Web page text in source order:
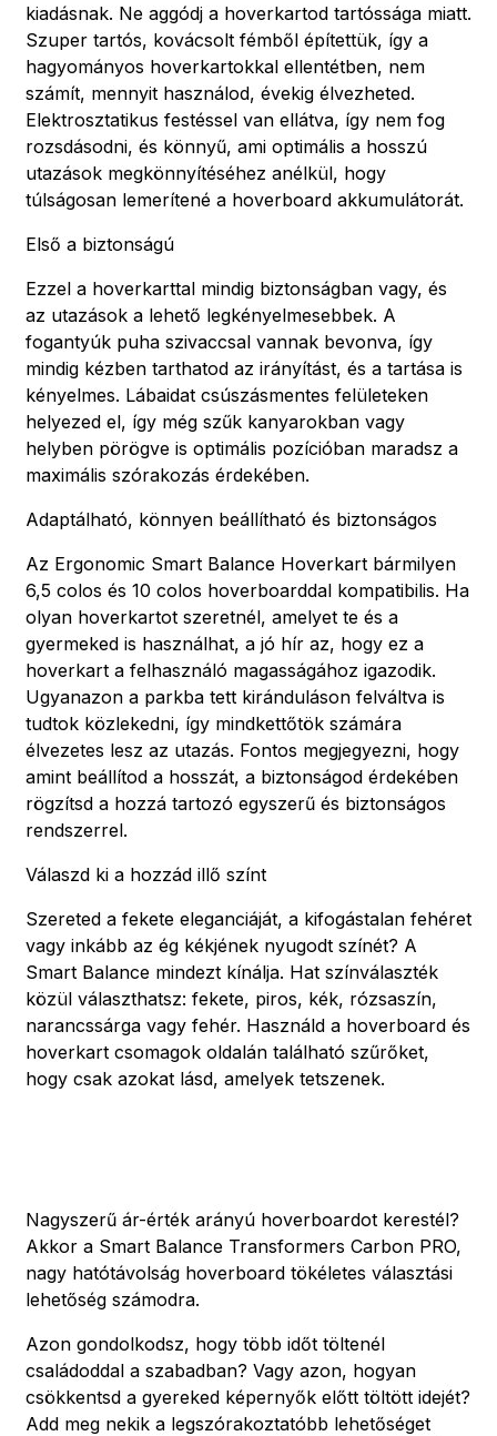
kiadásnak. Ne aggódj a hoverkartod tartóssága miatt.
Szuper tartós, kovácsolt fémből építettük, így a
hagyományos hoverkartokkal ellentétben, nem
számít, mennyit használod, évekig élvezheted.
Elektrosztatikus festéssel van ellátva, így nem fog
rozsdásodni, és könnyű, ami optimális a hosszú
utazások megkönnyítéséhez anélkül, hogy
túlságosan lemerítené a hoverboard akkumulátorát.
Első a biztonságú
Ezzel a hoverkarttal mindig biztonságban vagy, és
az utazások a lehető legkényelmesebbek. A
fogantyúk puha szivaccsal vannak bevonva, így
mindig kézben tarthatod az irányítást, és a tartása is
kényelmes. Lábaidat csúszásmentes felületeken
helyezed el, így még szűk kanyarokban vagy
helyben pörögve is optimális pozícióban maradsz a
maximális szórakozás érdekében.
Adaptálható, könnyen beállítható és biztonságos
Az Ergonomic Smart Balance Hoverkart bármilyen
6,5 colos és 10 colos hoverboarddal kompatibilis. Ha
olyan hoverkartot szeretnél, amelyet te és a
gyermeked is használhat, a jó hír az, hogy ez a
hoverkart a felhasználó magasságához igazodik.
Ugyanazon a parkba tett kiránduláson felváltva is
tudtok közlekedni, így mindkettőtök számára
élvezetes lesz az utazás. Fontos megjegyezni, hogy
amint beállítod a hosszát, a biztonságod érdekében
rögzítsd a hozzá tartozó egyszerű és biztonságos
rendszerrel.
Válaszd ki a hozzád illő színt
Szereted a fekete eleganciáját, a kifogástalan fehéret
vagy inkább az ég kékjének nyugodt színét? A
Smart Balance mindezt kínálja. Hat színválaszték
közül választhatsz: fekete, piros, kék, rózsaszín,
narancssárga vagy fehér. Használd a hoverboard és
hoverkart csomagok oldalán található szűrőket,
hogy csak azokat lásd, amelyek tetszenek.
Nagyszerű ár-érték arányú hoverboardot kerestél?
Akkor a Smart Balance Transformers Carbon PRO,
nagy hatótávolság hoverboard tökéletes választási
lehetőség számodra.
Azon gondolkodsz, hogy több időt töltenél
családoddal a szabadban? Vagy azon, hogyan
csökkentsd a gyereked képernyők előtt töltött idejét?
Add meg nekik a legszórakoztatóbb lehetőséget